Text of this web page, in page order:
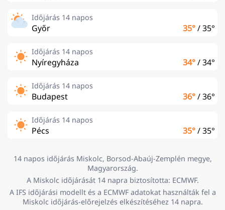
Időjárás 14 napos
Győr 35°/35°
Időjárás 14 napos
Nyíregyháza 34°/34°
Időjárás 14 napos
Budapest 36°/36°
Időjárás 14 napos
Pécs 35°/35°
14 napos időjárás Miskolc, Borsod-Abaúj-Zemplén megye,
Magyarország.
A Miskolc időjárását 14 napra biztosította: ECMWF.
A IFS időjárási modellt és a ECMWF adatokat használták fel a
Miskolc időjárás-előrejelzés elkészítéséhez 14 napra.